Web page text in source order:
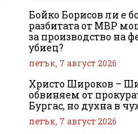
Бойко Борисов ли е
разбитата от МВР
за производство на
убиец?
петък, 7 август 2026
Христо Широков –
обвиняем от
Бургас, но духна в
петък, 7 август 2026